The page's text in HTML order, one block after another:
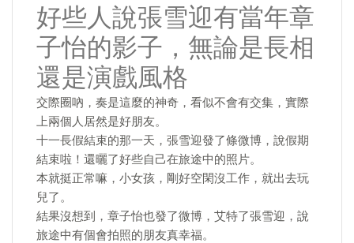
好些人說張雪迎有當年章
子怡的影子，無論是長相
還是演戲風格
交際圈吶，奏是這麼的神奇，看似不會有交集，實際
上兩個人居然是好朋友。
十一長假結束的那一天，張雪迎發了條微博，說假期
結束啦！還曬了好些自己在旅途中的照片。
本就挺正常嘛，小女孩，剛好空閑沒工作，就出去玩
兒了。
結果沒想到，章子怡也發了微博，艾特了張雪迎，說
旅途中有個會拍照的朋友真幸福。